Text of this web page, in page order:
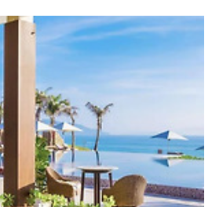
리트 닌 반 베이 (An Lam Retreats Ninh
호텔/나트랑 안 람 리트리트 닌 반 베이
Bay) Ninh Van Bay, 닌반 베이, 나트랑 /
닌 반 베이에..